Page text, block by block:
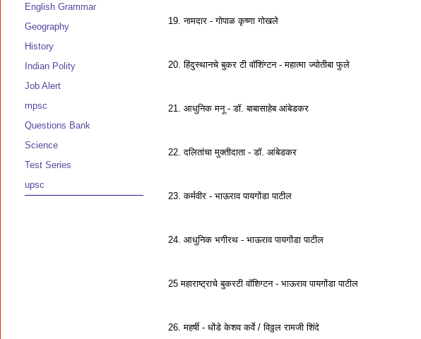
19. नामदार - गोपाळ कृष्णा गोखले
20. हिंदुस्थानचे बुकर टी वॉशिंग्टन - महात्मा ज्योतीबा फुले
21. आधुनिक मनू - डॉ. बाबासाहेब आंबेडकर
22. दलितांचा मुक्तीदाता - डॉ. आंबेडकर
23. कर्मवीर - भाऊराव पायगोंडा पाटील
24. आधुनिक भगीरथ - भाऊराव पायगोंडा पाटील
25 महाराष्ट्राचे बुकरटी वॉशिग्टन - भाऊराव पायगोंडा पाटील
26. महर्षी - धोंडे केशव कर्वे / विठ्ठल रामजी शिंदे
English Grammar
Geography
History
Indian Polity
Job Alert
mpsc
Questions Bank
Science
Test Series
upsc